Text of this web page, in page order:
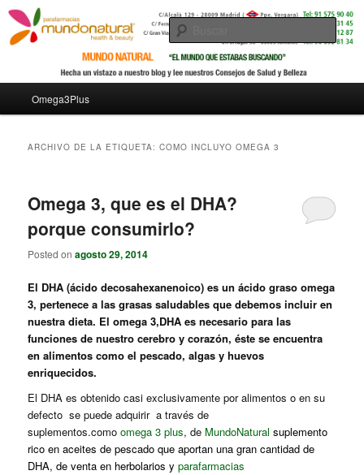
Ir al contenido principal
Ir al contenido secundario
Omega3Plus
ARCHIVO DE LA ETIQUETA:COMO INCLUYO OMEGA 3
Omega 3, que es el DHA?
porque consumirlo?
Posted onagosto 29, 2014
El DHA (ácido decosahexanenoico) es un ácido graso omega
3, pertenece a las grasas saludables que debemos incluir en
nuestra dieta. El omega 3,DHA es necesario para las
funciones de nuestro cerebro y corazón, éste se encuentra
en alimentos como el pescado, algas y huevos
enriquecidos.
El DHA es obtenido casi exclusivamente por alimentos o en su
defecto se puede adquirir a través de
suplementos.comoomega 3 plus, de MundoNatural suplemento
rico en aceites de pescado que aportan una gran cantidad de
DHA, de venta en herbolarios yparafarmacias